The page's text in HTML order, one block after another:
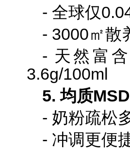
- 全球仅
- 3000㎡散
- 天然富
3.6g/100ml
5. 均质
- 奶粉疏松
- 冲调更便